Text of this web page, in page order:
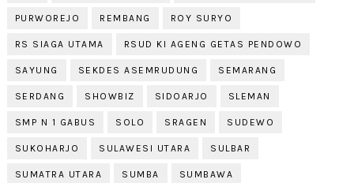
PURWOREJO REMBANG ROY SURYO
RS SIAGA UTAMA RSUD KI AGENG GETAS PENDOWO
SAYUNG SEKDES ASEMRUDUNG SEMARANG
SERDANG SHOWBIZ SIDOARJO SLEMAN
SMP N 1 GABUS SOLO SRAGEN SUDEWO
SUKOHARJO SULAWESI UTARA SULBAR
SUMATRA UTARA SUMBA SUMBAWA